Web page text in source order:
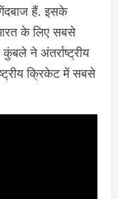
हैं. इसके
के लिए सबसे
ने अंतर्राष्ट्रीय
क्रिकेट में सबसे